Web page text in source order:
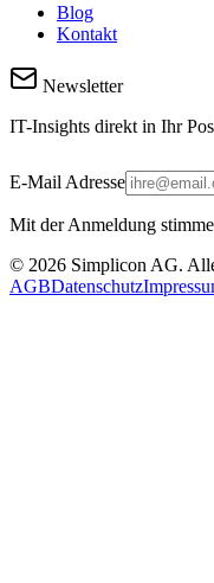
Blog
Kontakt
Newsletter
IT-Insights direkt in Ihr
E-Mail Adresse
Mit der Anmeldung
© 2026 Simplicon AG.
AGBDatenschutz